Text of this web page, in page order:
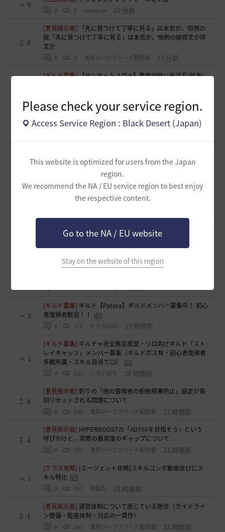
Please check your service region.
Access Service Region : Black Desert (Japan)
This website is optimized for users from the Japan
region.
We recommend the NA / EU service region to best enjoy
the respective content.
Go to the NA / EU website
Stay on the website of this region
0
0 5 tanupon 10 分前
0
[意見掲示板]
「先に見つけて丁寧に見る」は本気か、恒例の
挨「先に見つけて丁寧に見る」は本気か、恒例の挨拶文か拶
文か
0 4 浅井ジークフリード配信者 13 分前
[ギルド募集]【サンセットノヴァ】敷居が低い生活系(航海)
0
[意見掲示板]【検証】HYPERBOOST紹介記事の「攻撃力+防
御力750達成」例を積み上げ計算してみました
0
バー募集
とりぐな 9 時間前
[意見掲示板]フィードバック構造そのものへの懸念（サイレ
ント離脱と可視化の限界について）
[ギルド募集] 【TrueWinter】ギルドメンバー募集
16 時間前
[ギルド募集]好きなキャラで好きなことを！無言OK挨拶自
由！基本ソロだけどたまにおしゃべりを楽しんだり(*'ω'*)
1
[ギルド募集] ギルド【Patera】ギルドメンバー募集中！ 初心
者復帰者歓迎！！
0 178 かぐらBDO 19 時間前
1
[ギルド募集] ギルチャ完全無言推奨・ソロ向けギルド「スト
レイキャッツ」メンバー募集（ギルドボス有・初心者復帰者
多数所属・スキル目当て◎）
0 132 くろいばら 20 時間前
0
[意見掲示板]釣りの「他の冒険者の船舶搭乗防止」設定が毎
回リセットされる問題について
0 148 浅井ジークフリード配信者 21 時間前
2
[意見掲示板] HYPERBOOSTの「AD750を目指そう」という
呼びかけと、実際の難易度のギャップについて
0 184 浅井ジークフリード配信者 21 時間前
1
[クラス攻略] [エージェント攻略]スキルコンボ動画並びにス
キル特化
0 167 夜狐丸 22 時間前
1
[意見掲示板]運営体制について感じている懸念（ガイドライ
ン整備・監査体制・対応の一貫性）
0 161 浅井ジークフリード配信者 23 時間前